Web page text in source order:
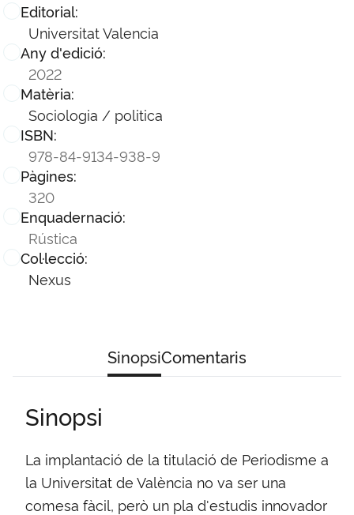
Editorial:
Universitat Valencia
Any d'edició:
2022
Matèria:
Sociologia / politica
ISBN:
978-84-9134-938-9
Pàgines:
320
Enquadernació:
Rústica
Col·lecció:
Nexus
SinopsiComentaris
Sinopsi
La implantació de la titulació de Periodisme a
la Universitat de València no va ser una
comesa fàcil, però un pla d'estudis innovador